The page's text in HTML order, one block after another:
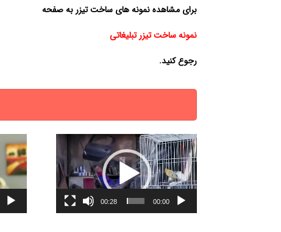
برای مشاهده نمونه های ساخت تیزر به صفحه
نمونه ساخت تیزر تبلیغاتی
رجوع کنید.
نمایشگر
ویدیو
00:00
00:28
نمایشگر
ویدیو